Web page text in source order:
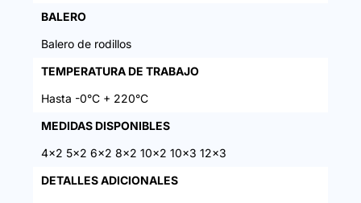
BALERO
Balero de rodillos
TEMPERATURA DE TRABAJO
Hasta -0°C + 220°C
MEDIDAS DISPONIBLES
4x2 5x2 6x2 8x2 10x2 10x3 12x3
DETALLES ADICIONALES